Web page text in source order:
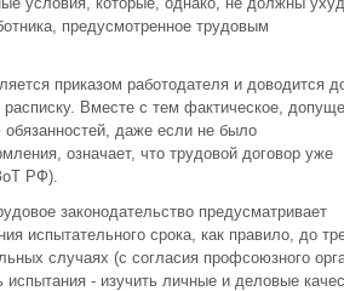
предусмотренное трудовым
приказом работодателя и доводится
расписку. Вместе с тем фактическое,
обязанностей, даже если не было
означает, что трудовой договор уже
РФ).
законодательство предусматривает
испытательного срока, как правило, до
случаях (с согласия профсоюзного
- изучить личные и деловые